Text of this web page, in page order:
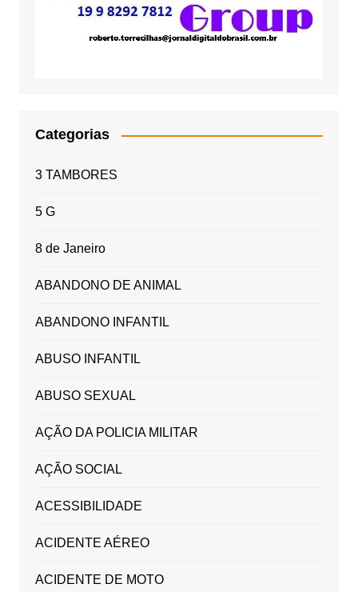
Categorias
3 TAMBORES
5 G
8 de Janeiro
ABANDONO DE ANIMAL
ABANDONO INFANTIL
ABUSO INFANTIL
ABUSO SEXUAL
AÇÃO DA POLICIA MILITAR
AÇÃO SOCIAL
ACESSIBILIDADE
ACIDENTE AÉREO
ACIDENTE DE MOTO